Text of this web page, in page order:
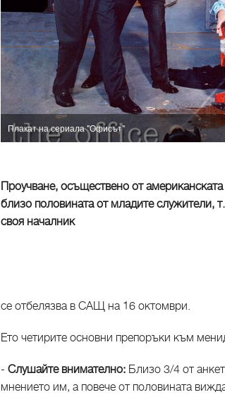
Плакат на сериала "Офисът"
Проучване, осъществено от
близо половината от младите служители,
своя началник
се отбелязва в САЩ на 16 октомври.
Ето четирите основни препоръки към
- Слушайте внимателно: Близо 3/4 от
мнението им, а повече от половината